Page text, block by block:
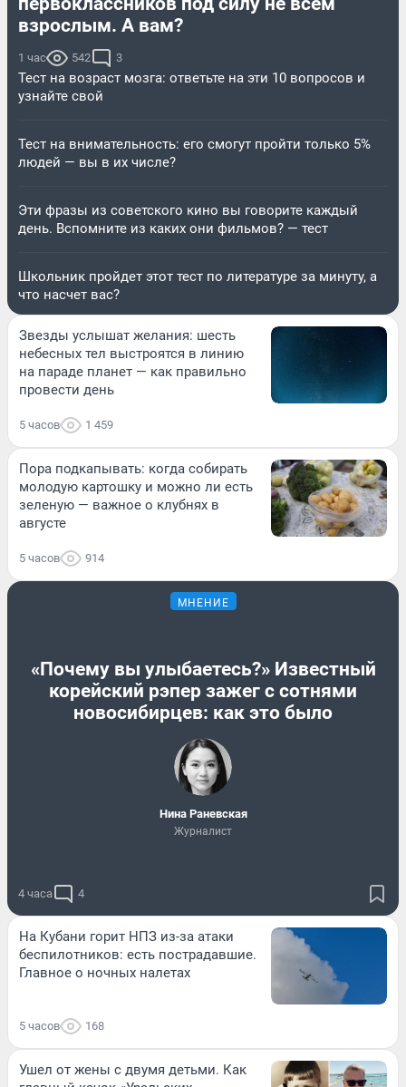
взрослым. А вам?
1 час 542 3
Тест на возраст мозга: ответьте на эти 10 вопросов и
узнайте свой
Тест на внимательность: его смогут пройти только 5%
людей — вы в их числе?
Эти фразы из советского кино вы говорите каждый
день. Вспомните из каких они фильмов? — тест
Школьник пройдет этот тест по литературе за минуту, а
что насчет вас?
Звезды услышат желания: шесть
небесных тел выстроятся в линию
на параде планет — как правильно
провести день
5 часов 1 459
Пора подкапывать: когда собирать
молодую картошку и можно ли есть
зеленую — важное о клубнях в
августе
5 часов 914
МНЕНИЕ
«Почему вы улыбаетесь?» Известный
корейский рэпер зажег с сотнями
новосибирцев: как это было
Нина Раневская
Журналист
4 часа 4
На Кубани горит НПЗ из-за атаки
беспилотников: есть пострадавшие.
Главное о ночных налетах
5 часов 168
Ушел от жены с двумя детьми. Как